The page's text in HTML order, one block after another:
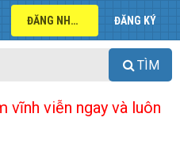
ĐĂNG NHẬP ĐĂNG KÝ
TÌM
vĩnh viễn ngay và luôn